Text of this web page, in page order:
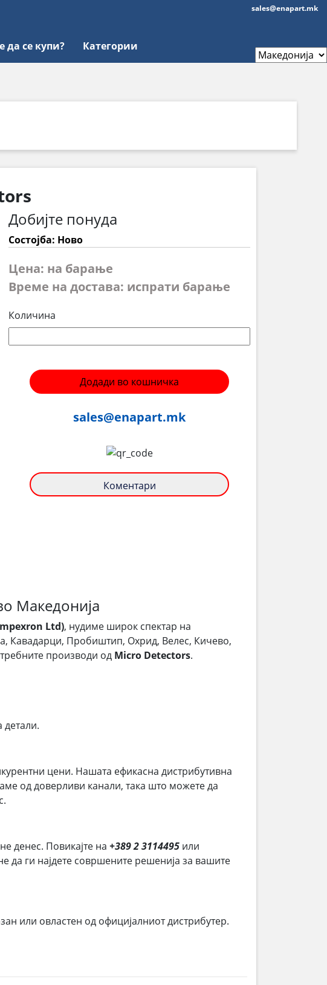
да се купи? Категории
sales@enapart.mk
Добијте понуда
Состојба: Ново
Цена: на барање
Време на достава: испрати барање
Количина
Додади во кошничка
sales@enapart.mk
Коментари
Македонија
Ltd), нудиме широк спектар на
Кавадарци, Пробиштип, Охрид, Велес, Кичево,
производи од Micro Detectors.
детали.
цени. Нашата ефикасна дистрибутивна
од доверливи канали, така што можете да
денес. Повикајте на +389 2 3114495 или
да ги најдете совршените решенија за вашите
или овластен од официјалниот дистрибутер.